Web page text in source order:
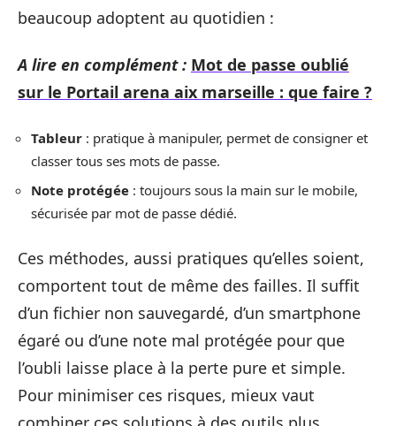
beaucoup adoptent au quotidien :
A lire en complément : Mot de passe oublié
sur le Portail arena aix marseille : que faire ?
Tableur : pratique à manipuler, permet de consigner et
classer tous ses mots de passe.
Note protégée : toujours sous la main sur le mobile,
sécurisée par mot de passe dédié.
Ces méthodes, aussi pratiques qu’elles soient,
comportent tout de même des failles. Il suffit
d’un fichier non sauvegardé, d’un smartphone
égaré ou d’une note mal protégée pour que
l’oubli laisse place à la perte pure et simple.
Pour minimiser ces risques, mieux vaut